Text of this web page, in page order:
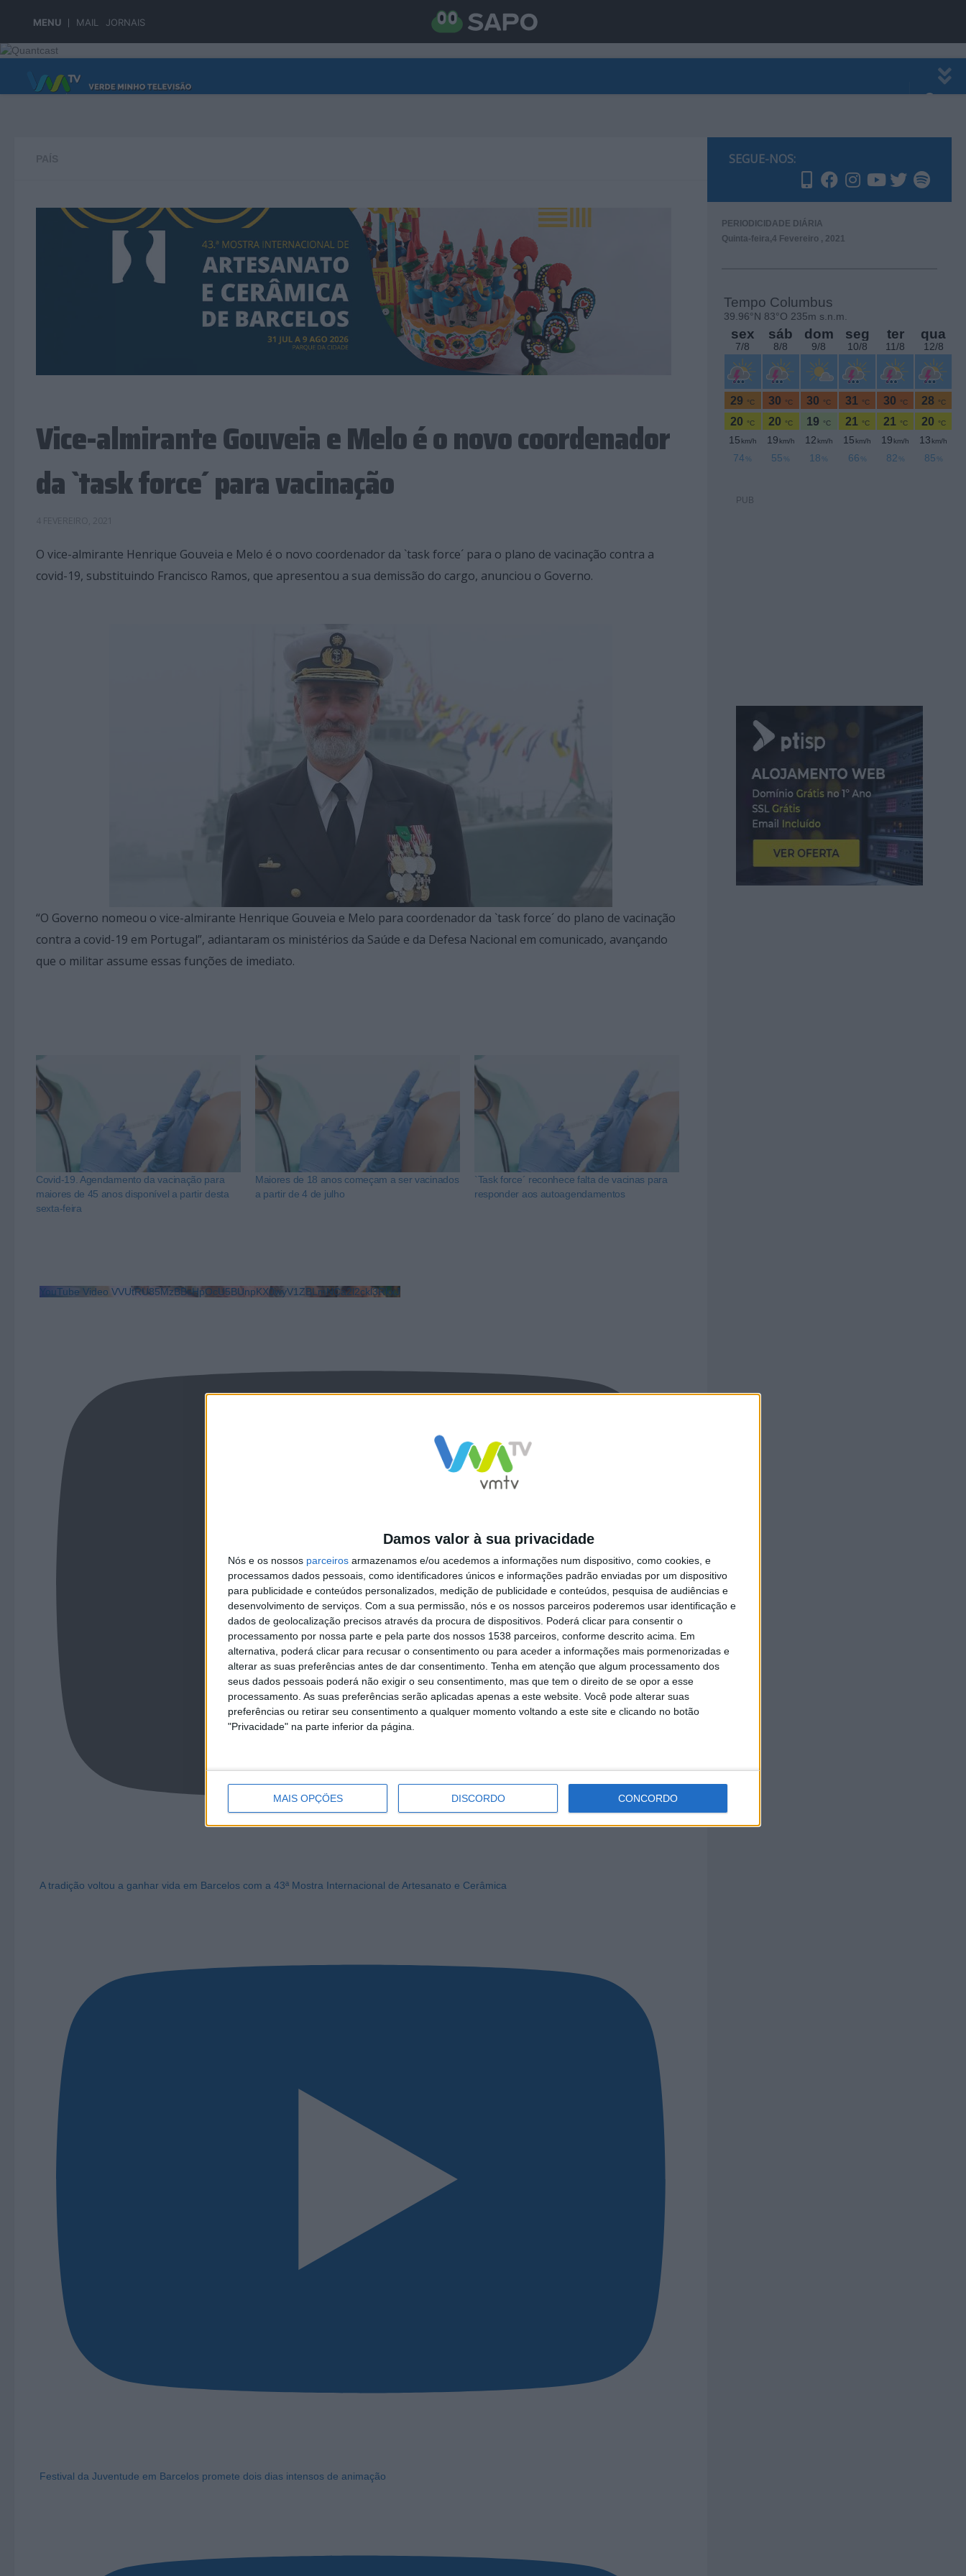
MENU MAIL JORNAIS
Damos valor à sua privacidade
Nós e os nossos parceiros armazenamos e/ou acedemos a informações num dispositivo, como cookies, e
processamos dados pessoais, como identificadores únicos e informações padrão enviadas por um dispositivo
para publicidade e conteúdos personalizados, medição de publicidade e conteúdos, pesquisa de audiências e
desenvolvimento de serviços. Com a sua permissão, nós e os nossos parceiros poderemos usar identificação e
dados de geolocalização precisos através da procura de dispositivos. Poderá clicar para consentir o
processamento por nossa parte e pela parte dos nossos 1538 parceiros, conforme descrito acima. Em
alternativa, poderá clicar para recusar o consentimento ou para aceder a informações mais pormenorizadas e
alterar as suas preferências antes de dar consentimento. Tenha em atenção que algum processamento dos
seus dados pessoais poderá não exigir o seu consentimento, mas que tem o direito de se opor a esse
processamento. As suas preferências serão aplicadas apenas a este website. Você pode alterar suas
preferências ou retirar seu consentimento a qualquer momento voltando a este site e clicando no botão
"Privacidade" na parte inferior da página.
MAIS OPÇÕES DISCORDO CONCORDO
Skip to content
Vice-almirante Gouveia e Melo é o novo coordenador
da `task force´ para vacinação
O vice-almirante Henrique Gouveia e Melo é o novo coordenador da `task force´ para o plano de vacinação contra a
covid-19, substituindo Francisco Ramos, que apresentou a sua demissão do cargo, anunciou o Governo.
“O Governo nomeou o vice-almirante Henrique Gouveia e Melo para coordenador da `task force´ do plano de vacinação
contra a covid-19 em Portugal”, adiantaram os ministérios da Saúde e da Defesa Nacional em comunicado, avançando
que o militar assume essas funções de imediato.
Covid-19. Agendamento da vacinação para
maiores de 45 anos disponível a partir desta
sexta-feira
Maiores de 18 anos começam a ser vacinados
a partir de 4 de julho
`Task force´ reconhece falta de vacinas para
responder aos autoagendamentos
YouTube Video VVUtRU85MzBBcHpOcU5BUnpKX0wyV1ZBLmNCa2l2ckl3RkxJ
A tradição voltou a ganhar vida em Barcelos com a 43ª Mostra Internacional de Artesanato e Cerâmica
Festival da Juventude em Barcelos promete dois dias intensos de animação
SEGUE-NOS:
PERIODICIDADE DIÁRIA
Quinta-feira,4 Fevereiro , 2021
PUB